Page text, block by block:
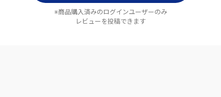
※商品購入済みのログインユーザーのみ
レビューを投稿できます